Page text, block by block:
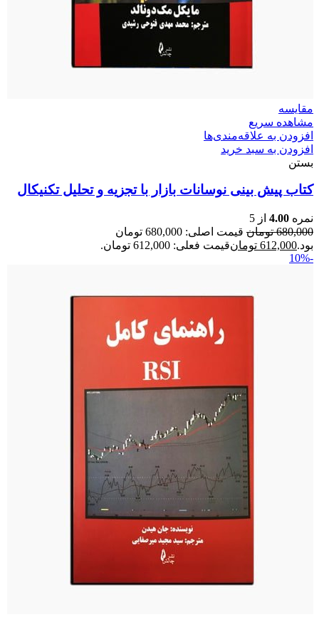
مقایسه
مشاهده سریع
افزودن به علاقه‌مندی‌ها
افزودن به سبد خرید
بستن
کتاب پیش بینی نوسانات بازار با تجزیه و تحلیل تکنیکال
نمره 4.00 از 5
680,000 تومان
قیمت اصلی: 680,000 تومان
بود.612,000 تومانقیمت فعلی: 612,000 تومان.
-10%